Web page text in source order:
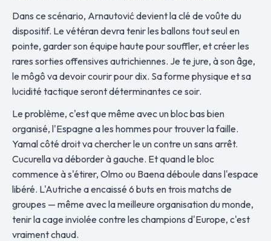
Dans ce scénario, Arnautović devient la clé de voûte du
dispositif. Le vétéran devra tenir les ballons tout seul en
pointe, garder son équipe haute pour souffler, et créer les
rares sorties offensives autrichiennes. Je te jure, à son âge,
le môgô va devoir courir pour dix. Sa forme physique et sa
lucidité tactique seront déterminantes ce soir.
Le problème, c'est que même avec un bloc bas bien
organisé, l'Espagne a les hommes pour trouver la faille.
Yamal côté droit va chercher le un contre un sans arrêt.
Cucurella va déborder à gauche. Et quand le bloc
commence à s'étirer, Olmo ou Baena déboule dans l'espace
libéré. L'Autriche a encaissé 6 buts en trois matchs de
groupes — même avec la meilleure organisation du monde,
tenir la cage inviolée contre les champions d'Europe, c'est
vraiment chaud.